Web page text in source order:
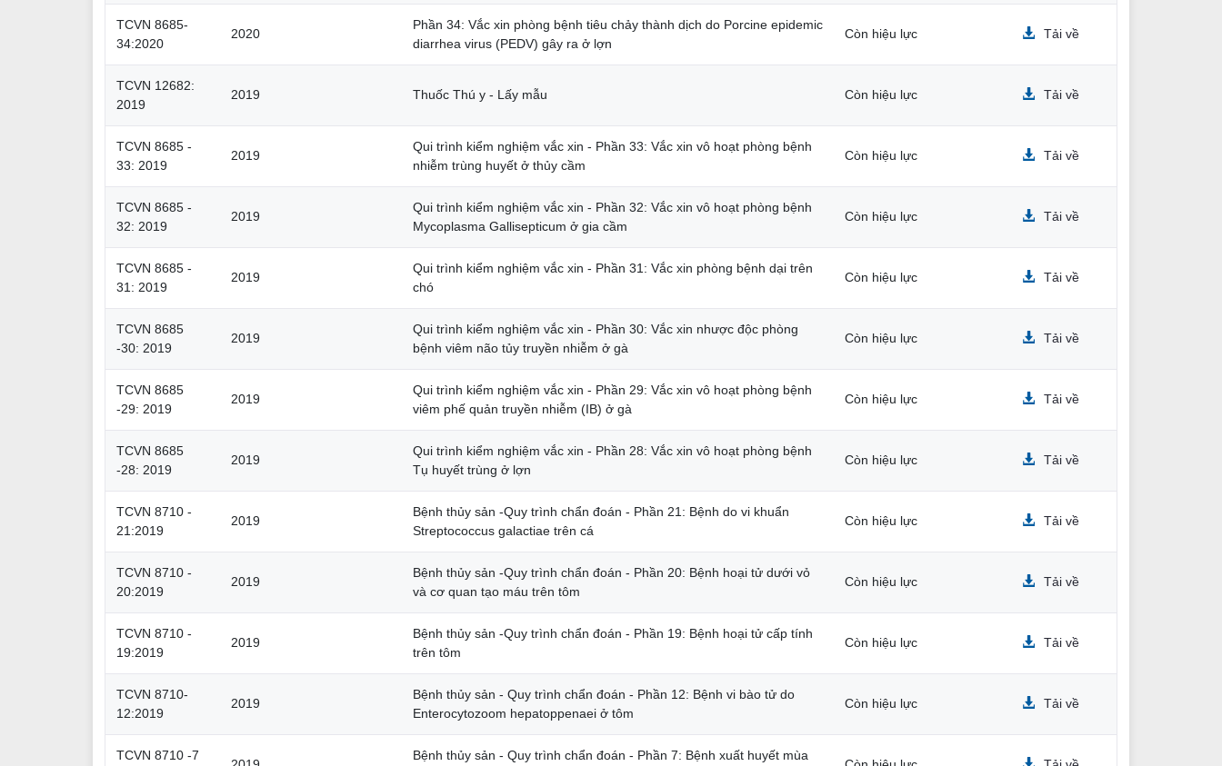
TCVN 8685-
34:2020
2020
Phần 34: Vắc xin phòng bệnh tiêu chảy thành dịch do Porcine epidemic
diarrhea virus (PEDV) gây ra ở lợn
Còn hiệu lực Tải về
TCVN 12682:
2019
2019 Thuốc Thú y - Lấy mẫu Còn hiệu lực Tải về
TCVN 8685 -
33: 2019
2019
Qui trình kiểm nghiệm vắc xin - Phần 33: Vắc xin vô hoạt phòng bệnh
nhiễm trùng huyết ở thủy cầm
Còn hiệu lực Tải về
TCVN 8685 -
32: 2019
2019
Qui trình kiểm nghiệm vắc xin - Phần 32: Vắc xin vô hoạt phòng bệnh
Mycoplasma Gallisepticum ở gia cầm
Còn hiệu lực Tải về
TCVN 8685 -
31: 2019
2019
Qui trình kiểm nghiệm vắc xin - Phần 31: Vắc xin phòng bệnh dại trên
chó
Còn hiệu lực Tải về
TCVN 8685
-30: 2019
2019
Qui trình kiểm nghiệm vắc xin - Phần 30: Vắc xin nhược độc phòng
bệnh viêm não tủy truyền nhiễm ở gà
Còn hiệu lực Tải về
TCVN 8685
-29: 2019
2019
Qui trình kiểm nghiệm vắc xin - Phần 29: Vắc xin vô hoạt phòng bệnh
viêm phế quản truyền nhiễm (IB) ở gà
Còn hiệu lực Tải về
TCVN 8685
-28: 2019
2019
Qui trình kiểm nghiệm vắc xin - Phần 28: Vắc xin vô hoạt phòng bệnh
Tụ huyết trùng ở lợn
Còn hiệu lực Tải về
TCVN 8710 -
21:2019
2019
Bệnh thủy sản -Quy trình chẩn đoán - Phần 21: Bệnh do vi khuẩn
Streptococcus galactiae trên cá
Còn hiệu lực Tải về
TCVN 8710 -
20:2019
2019
Bệnh thủy sản -Quy trình chẩn đoán - Phần 20: Bệnh hoại tử dưới vỏ
và cơ quan tạo máu trên tôm
Còn hiệu lực Tải về
TCVN 8710 -
19:2019
2019
Bệnh thủy sản -Quy trình chẩn đoán - Phần 19: Bệnh hoại tử cấp tính
trên tôm
Còn hiệu lực Tải về
TCVN 8710-
12:2019
2019
Bệnh thủy sản - Quy trình chẩn đoán - Phần 12: Bệnh vi bào tử do
Enterocytozoom hepatoppenaei ở tôm
Còn hiệu lực Tải về
TCVN 8710 -7
Bệnh thủy sản - Quy trình chẩn đoán - Phần 7: Bệnh xuất huyết mùa